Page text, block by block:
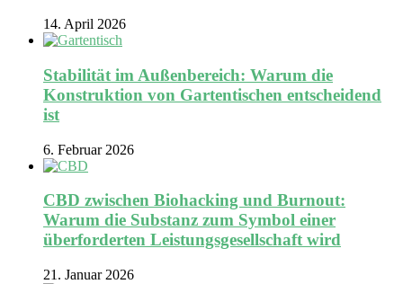
14. April 2026
Stabilität im Außenbereich: Warum die
Konstruktion von Gartentischen entscheidend
ist
6. Februar 2026
CBD zwischen Biohacking und Burnout:
Warum die Substanz zum Symbol einer
überforderten Leistungsgesellschaft wird
21. Januar 2026